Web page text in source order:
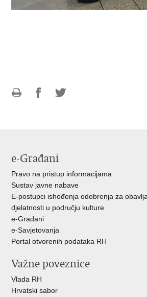
e-Građani
Pravo na pristup informacijama
Sustav javne nabave
E-postupci ishođenja odobrenja za
djelatnosti u području kulture
e-Građani
e-Savjetovanja
Portal otvorenih podataka RH
Važne poveznice
Vlada RH
Hrvatski sabor